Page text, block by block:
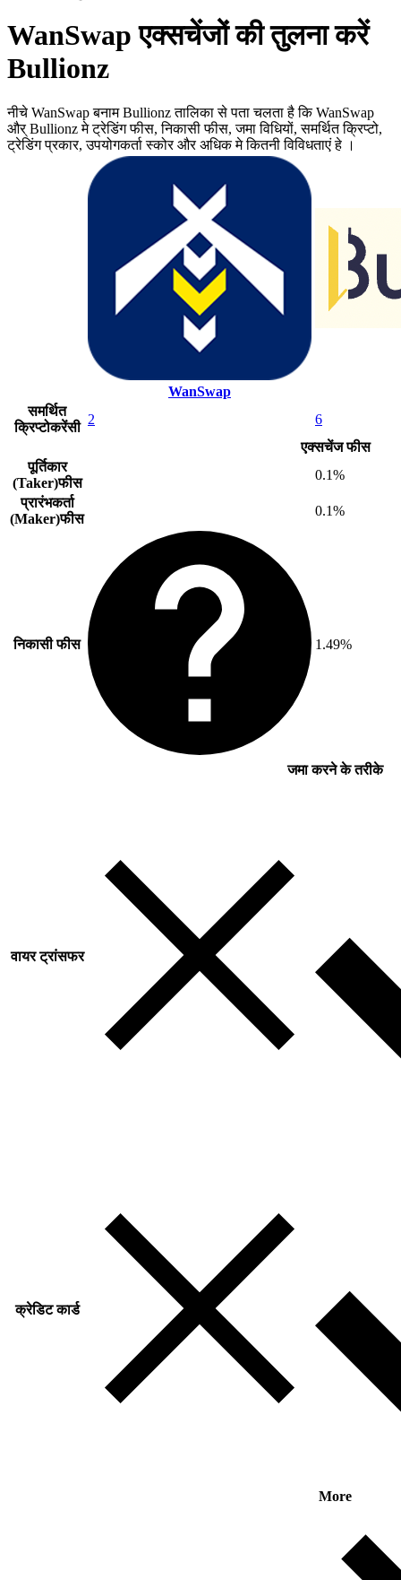
WanSwap एक्सचेंजों की तुलना करें
Bullionz
नीचे WanSwap बनाम Bullionz तालिका से पता चलता है कि WanSwap
और् Bullionz मे ट्रेडिंग फीस, निकासी फीस, जमा विधियों, समर्थित क्रिप्टो,
ट्रेडिंग प्रकार, उपयोगकर्ता स्कोर और अधिक मे कितनी विविधताएं हे ।
WanSwap
समर्थित
क्रिप्टोकरेंसी
2
6
एक्सचेंज फीस
पूर्तिकार
(Taker)फीस
0.1%
प्रारंभकर्ता
(Maker)फीस
0.1%
निकासी फीस 1.49%
जमा करने के तरीके
वायर ट्रांसफर
क्रेडिट कार्ड
More